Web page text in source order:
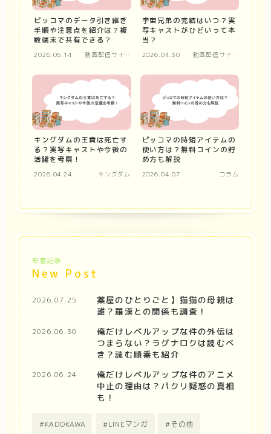
ピッコマのデータ引き継ぎ
手順や注意点を紹介は？複
数端末で共有できる？
2026.05.14
動画配信サイ
宇宙兄弟の完結はいつ？実
写キャストがひどいって本
当？
2026.04.30
動画配信サイ
キングダムの王賁は死亡す
る？実写キャストや今後の
活躍を考察！
2026.04.24 キングダム
ピッコマの時短アイテムの
使い方は？無料コインの貯
め方も解説
2026.04.07 コラム
新着記事
New Post
薬屋のひとりごと】猫猫の母親は
誰？羅漢との関係も調査！
2026.07.25
俺だけレベルアップな件の外伝は
つまらない？ラグナロクは読むべ
き？読む順番も紹介
2026.06.30
俺だけレベルアップな件のアニメ
中止の理由は？パクリ疑惑の真相
も！
2026.06.24
KADOKAWA LINEマンガ その他